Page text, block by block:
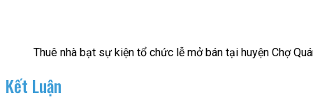
Thuê nhà bạt sự kiện tổ chức lễ mở bán tại huyện Chợ
Kết Luận